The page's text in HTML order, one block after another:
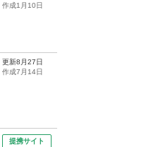
作成1月10日
更新8月27日
作成7月14日
提携サイト